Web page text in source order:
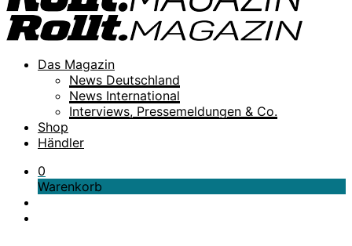
Das Magazin
News Deutschland
News International
Interviews, Pressemeldungen & Co.
Shop
Händler
0
Warenkorb